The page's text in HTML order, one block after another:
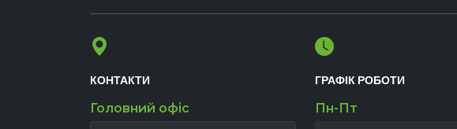
КОНТАКТИ
Головний офіс
ГРАФІК РОБОТИ
Пн-Пт